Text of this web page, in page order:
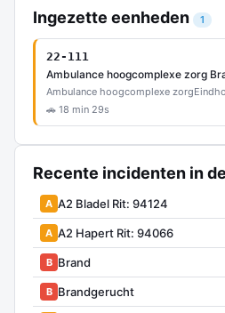
Ingezette eenheden 1
22-111
Ambulance hoogcomplexe zorg
Ambulance hoogcomplexe zorg
🚗 18 min 29s
Recente incidenten in
A A2 Bladel Rit: 94124
A A2 Hapert Rit: 94066
B Brand
B Brandgerucht